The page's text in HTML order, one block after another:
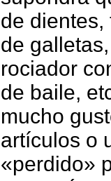
de
de
rociador
de baile,
mucho
artículos o
«perdido»